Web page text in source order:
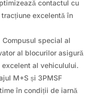
contactul cu
excelentă în
Compusul special al
al blocurilor asigură
al vehiculului.
M+S și 3PMSF
în condiții de iarnă